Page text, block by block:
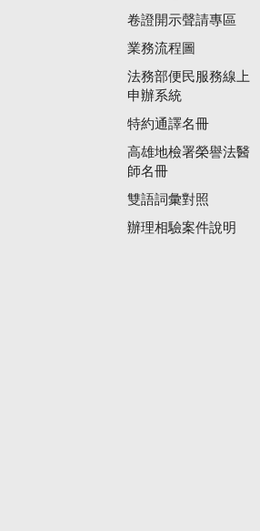
卷證開示聲請專區
業務流程圖
法務部便民服務線上
申辦系統
特約通譯名冊
高雄地檢署榮譽法醫
師名冊
雙語詞彙對照
辦理相驗案件說明